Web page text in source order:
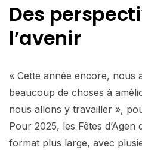
Des
l’avenir
« Cette année encore, nous
beaucoup de choses à
nous allons y travailler »,
Pour 2025, les Fêtes
format plus large, avec